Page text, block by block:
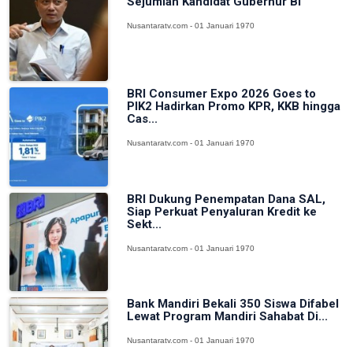
Nusantaratv.com - 01 Januari 1970
BRI Consumer Expo 2026 Goes to
PIK2 Hadirkan Promo KPR, KKB hingga
Cas...
Nusantaratv.com - 01 Januari 1970
BRI Dukung Penempatan Dana SAL,
Siap Perkuat Penyaluran Kredit ke
Sekt...
Nusantaratv.com - 01 Januari 1970
Bank Mandiri Bekali 350 Siswa Difabel
Lewat Program Mandiri Sahabat Di...
Nusantaratv.com - 01 Januari 1970